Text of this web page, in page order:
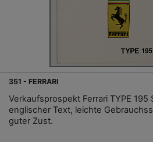
351 - FERRARI
Verkaufsprospekt Ferrari TYPE 195
englischer Text, leichte
guter Zust.